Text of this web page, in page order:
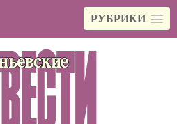
РУБРИКИ